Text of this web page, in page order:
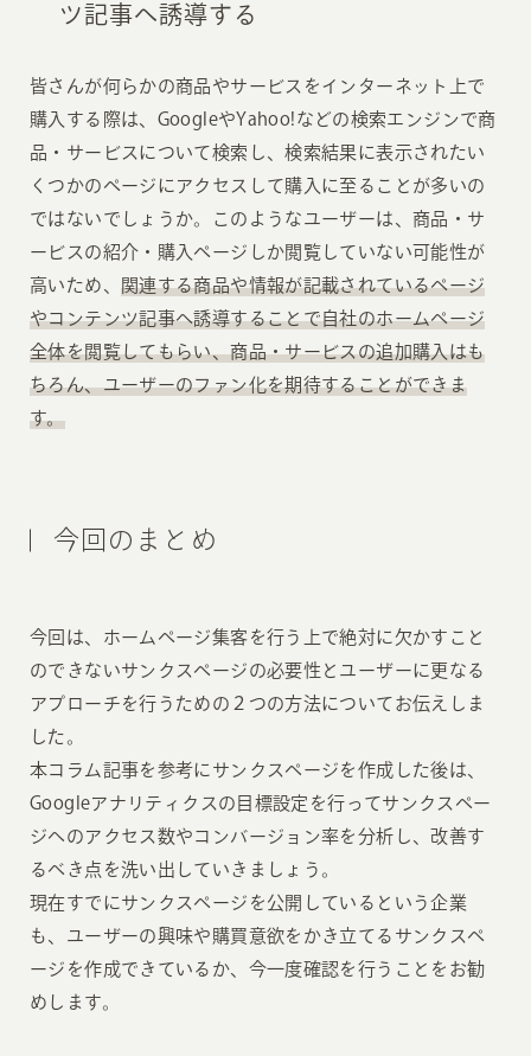
ツ記事へ誘導する
皆さんが何らかの商品やサービスをインターネット上で
購入する際は、GoogleやYahoo!などの検索エンジンで商
品・サービスについて検索し、検索結果に表示されたい
くつかのページにアクセスして購入に至ることが多いの
ではないでしょうか。このようなユーザーは、商品・サ
ービスの紹介・購入ページしか閲覧していない可能性が
高いため、 関連する商品や情報が記載されているページ
やコンテンツ記事へ誘導することで自社のホームページ
全体を閲覧してもらい、商品・サービスの追加購入はも
ちろん、ユーザーのファン化を期待することができま
す。
今回のまとめ
今回は、ホームページ集客を行う上で絶対に欠かすこと
のできないサンクスページの必要性とユーザーに更なる
アプローチを行うための２つの方法についてお伝えしま
した。
本コラム記事を参考にサンクスページを作成した後は、
Googleアナリティクスの目標設定を行ってサンクスペー
ジへのアクセス数やコンバージョン率を分析し、改善す
るべき点を洗い出していきましょう。
現在すでにサンクスページを公開しているという企業
も、ユーザーの興味や購買意欲をかき立てるサンクスペ
ージを作成できているか、今一度確認を行うことをお勧
めします。